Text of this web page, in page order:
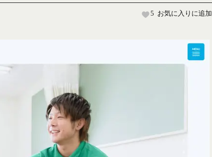
5 お気に入りに追加